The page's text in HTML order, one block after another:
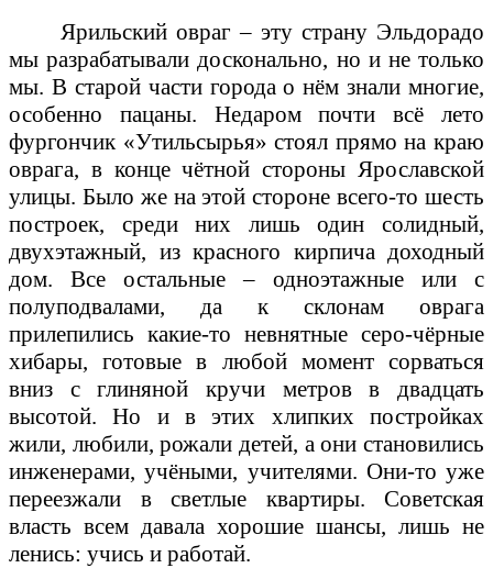
Ярильский овраг – эту страну Эльдорадо
мы разрабатывали досконально, но и не только
мы. В старой части города о нём знали многие,
особенно пацаны. Недаром почти всё лето
фургончик «Утильсырья» стоял прямо на краю
оврага, в конце чётной стороны Ярославской
улицы. Было же на этой стороне всего-то шесть
построек, среди них лишь один солидный,
двухэтажный, из красного кирпича доходный
дом. Все остальные – одноэтажные или с
полуподвалами, да к склонам оврага
прилепились какие-то невнятные серо-чёрные
хибары, готовые в любой момент сорваться
вниз с глиняной кручи метров в двадцать
высотой. Но и в этих хлипких постройках
жили, любили, рожали детей, а они становились
инженерами, учёными, учителями. Они-то уже
переезжали в светлые квартиры. Советская
власть всем давала хорошие шансы, лишь не
ленись: учись и работай.